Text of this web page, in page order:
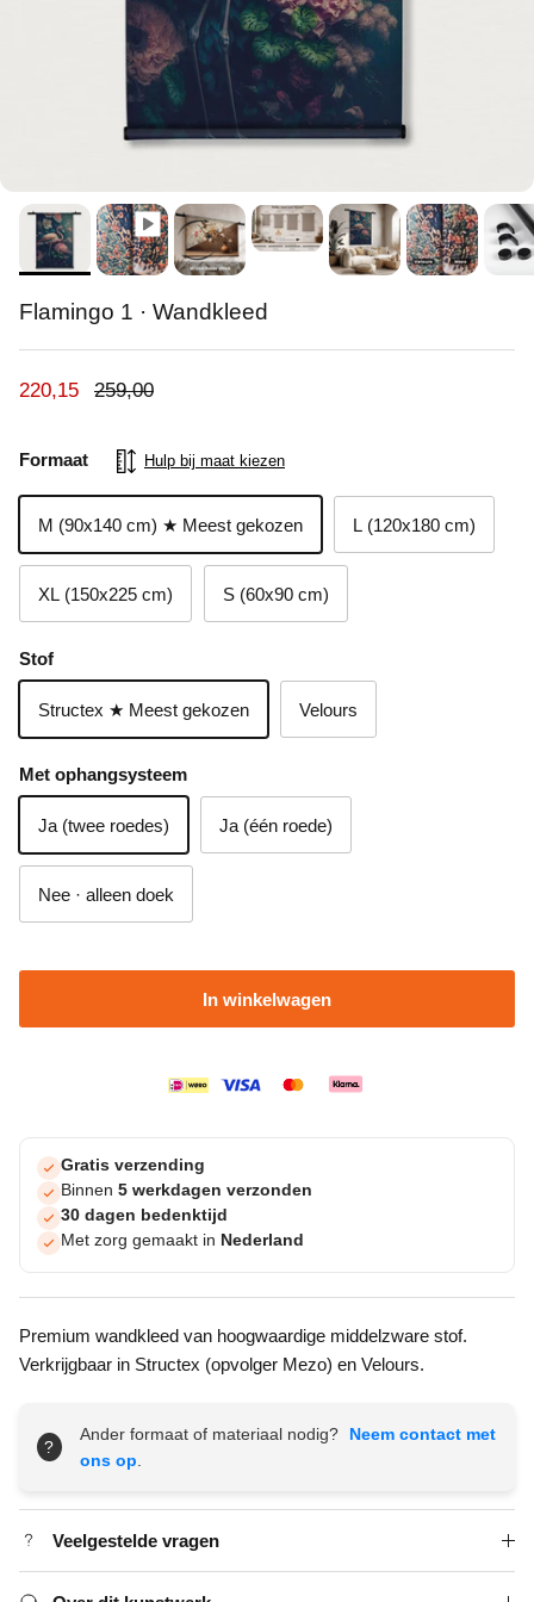
Flamingo 1 · Wandkleed
Verkoopprijs
220,15 Reguliere prijs
259,00
Formaat Hulp bij maat kiezen
M (90x140 cm) ★ Meest gekozen L (120x180 cm)
XL (150x225 cm) S (60x90 cm)
Stof
Structex ★ Meest gekozen Velours
Met ophangsysteem
Ja (twee roedes) Ja (één roede)
Nee · alleen doek
In winkelwagen
Gratis verzending
Binnen 5 werkdagen verzonden
30 dagen bedenktijd
Met zorg gemaakt in Nederland
Premium wandkleed van hoogwaardige middelzware stof.
Verkrijgbaar in Structex (opvolger Mezo) en Velours.
?
Ander formaat of materiaal nodig?
Neem contact met
ons op.
Veelgestelde vragen